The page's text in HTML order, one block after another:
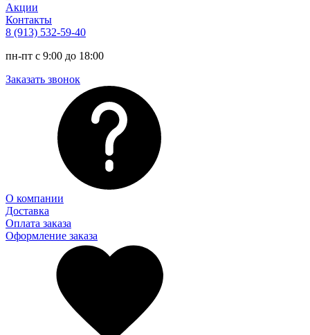
Акции
Контакты
8 (913) 532-59-40
пн-пт с 9:00 до 18:00
Заказать звонок
О компании
Доставка
Оплата заказа
Оформление заказа